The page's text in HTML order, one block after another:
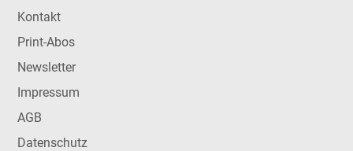
Kontakt
Print-Abos
Newsletter
Impressum
AGB
Datenschutz